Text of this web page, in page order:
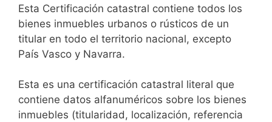
Esta Certificación catastral contiene todos los
bienes inmuebles urbanos o rústicos de un
titular en todo el territorio nacional, excepto
País Vasco y Navarra.
Esta es una certificación catastral literal que
contiene datos alfanuméricos sobre los bienes
inmuebles (titularidad, localización, referencia